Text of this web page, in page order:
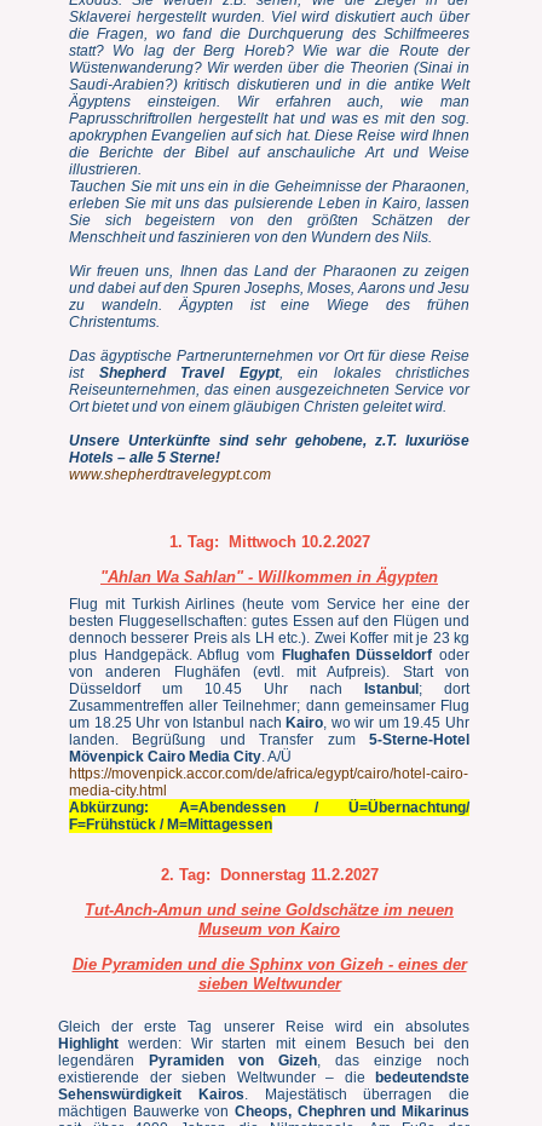
Sklaverei hergestellt wurden. Viel wird diskutiert auch über
die Fragen, wo fand die Durchquerung des Schilfmeeres
statt? Wo lag der Berg Horeb? Wie war die Route der
Wüstenwanderung? Wir werden über die Theorien (Sinai in
Saudi-Arabien?) kritisch diskutieren und in die antike Welt
Ägyptens einsteigen. Wir erfahren auch, wie man
Paprusschriftrollen hergestellt hat und was es mit den sog.
apokryphen Evangelien auf sich hat. Diese Reise wird Ihnen
die Berichte der Bibel auf anschauliche Art und Weise
illustrieren.
Tauchen Sie mit uns ein in die Geheimnisse der Pharaonen,
erleben Sie mit uns das pulsierende Leben in Kairo, lassen
Sie sich begeistern von den größten Schätzen der
Menschheit und faszinieren von den Wundern des Nils.
Wir freuen uns, Ihnen das Land der Pharaonen zu zeigen
und dabei auf den Spuren Josephs, Moses, Aarons und Jesu
zu wandeln. Ägypten ist eine Wiege des frühen
Christentums.
Das ägyptische Partnerunternehmen vor Ort für diese Reise
ist Shepherd Travel Egypt, ein lokales christliches
Reiseunternehmen, das einen ausgezeichneten Service vor
Ort bietet und von einem gläubigen Christen geleitet wird.
Unsere Unterkünfte sind sehr gehobene, z.T. luxuriöse
Hotels – alle 5 Sterne!
www.shepherdtravelegypt.com
1. Tag:
Mittwoch 10.2.2027
"Ahlan Wa Sahlan" - Willkommen in Ägypten
Flug mit Turkish Airlines (heute vom Service her eine der
besten Fluggesellschaften: gutes Essen auf den Flügen und
dennoch besserer Preis als LH etc.). Zwei Koffer mit je 23 kg
plus Handgepäck. Abflug vom Flughafen Düsseldorf oder
von anderen Flughäfen (evtl. mit Aufpreis). Start von
Düsseldorf um 10.45 Uhr nach Istanbul; dort
Zusammentreffen aller Teilnehmer; dann gemeinsamer Flug
um 18.25 Uhr von Istanbul nachKairo, wo wir um 19.45 Uhr
landen. Begrüßung und Transfer zum 5-Sterne-Hotel
Mövenpick Cairo Media City. A/Ü
https://movenpick.accor.com/de/africa/egypt/cairo/hotel-cairo-
media-city.html
Abkürzung: A=Abendessen / Ü=Übernachtung/
F=Frühstück / M=Mittagessen
2. Tag:
Donnerstag 11.2.2027
Tut-Anch-Amun und seine Goldschätze im neuen
Museum von Kairo
Die Pyramiden und die Sphinx von Gizeh - eines der
sieben Weltwunder
Gleich der erste Tag unserer Reise wird ein absolutes
Highlight werden: Wir starten mit einem Besuch bei den
legendären
Pyramiden von Gizeh, das einzige noch
existierende der sieben Weltwunder – die
bedeutendste
Sehenswürdigkeit Kairos. Majestätisch überragen die
mächtigen Bauwerke von Cheops, Chephren und Mikarinus